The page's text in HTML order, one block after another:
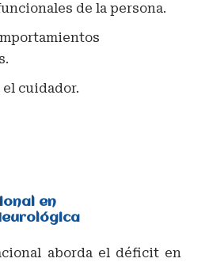
de la persona.
cuidador.
en
aborda el déficit en